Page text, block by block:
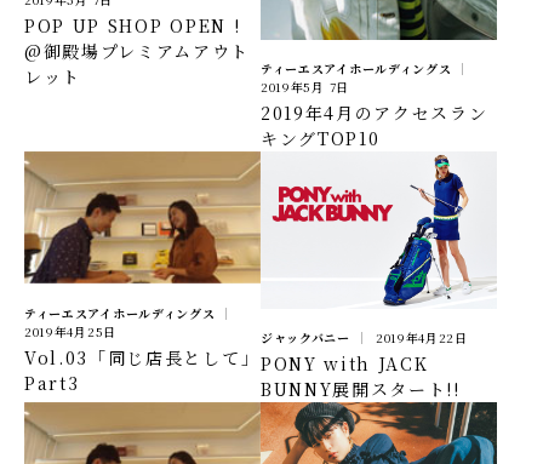
POP UP SHOP OPEN !
@御殿場プレミアムアウト
レット
ティーエスアイホールディングス
2019年5月 7日
2019年4月のアクセスラン
キングTOP10
ティーエスアイホールディングス
2019年4月25日
Vol.03「同じ店長として」
Part3
ジャックバニー 2019年4月22日
PONY with JACK
BUNNY展開スタート!!